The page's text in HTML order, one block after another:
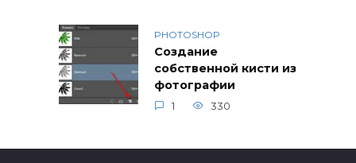
PHOTOSHOP
Создание
собственной кисти из
фотографии
1 330